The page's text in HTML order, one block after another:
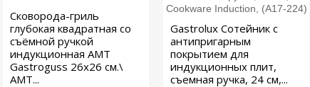
Сковорода-гриль
глубокая квадратная со
съёмной ручкой
индукционная AMT
Gastroguss 26x26 см.\
AMT...
Gastrolux Сотейник с
антипригарным
покрытием для
индукционных плит,
съемная ручка, 24 см,...